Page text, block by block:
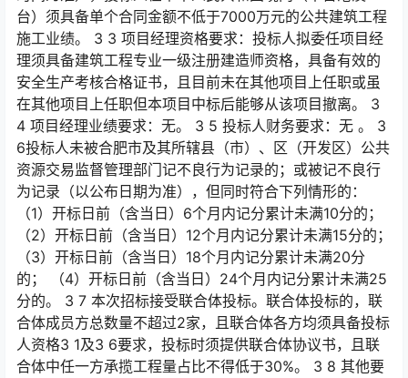
台）须具备单个合同金额不低于7000万元的公共建筑工程
施工业绩。 3 3 项目经理资格要求：投标人拟委任项目经
理须具备建筑工程专业一级注册建造师资格，具备有效的
安全生产考核合格证书，且目前未在其他项目上任职或虽
在其他项目上任职但本项目中标后能够从该项目撤离。 3
4 项目经理业绩要求：无。 3 5 投标人财务要求：无 。 3
6投标人未被合肥市及其所辖县（市）、区（开发区）公共
资源交易监督管理部门记不良行为记录的；或被记不良行
为记录（以公布日期为准），但同时符合下列情形的：
（1）开标日前（含当日）6个月内记分累计未满10分的；
（2）开标日前（含当日）12个月内记分累计未满15分的；
（3）开标日前（含当日）18个月内记分累计未满20分
的； （4）开标日前（含当日）24个月内记分累计未满25
分的。 3 7 本次招标接受联合体投标。联合体投标的，联
合体成员方总数量不超过2家，且联合体各方均须具备投标
人资格3 1及3 6要求，投标时须提供联合体协议书，且联
合体中任一方承揽工程量占比不得低于30%。 3 8 其他要